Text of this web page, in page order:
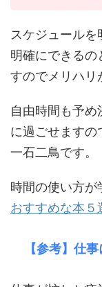
スケジュール
明確にできるの
すのでメリハリ
自由時間も予
に過ごせます
一石二鳥です。
時間の使い方
おすすめな本５
【参考】仕